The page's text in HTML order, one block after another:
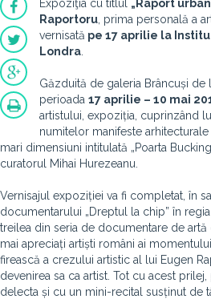
Expoziţia cu titlul „Raport
Raportoru , prima personală a
vernisată pe 17 aprilie la
Londra
Găzduită de galeria Brâncuși de
perioada 17 aprilie – 10 mai
artistului, expoziția, cuprinzând
numitelor manifeste
mari dimensiuni intitulată „Poarta
curatorul Mihai Hurezeanu.
Vernisajul expoziției va fi completat, în
documentarului „Dreptul la chip” în
treilea din seria de documentare de
mai apreciați artiști români ai
firească a crezului artistic al lui Eugen
devenirea sa ca artist. Tot cu acest
delecta și cu un mini-recital susținut de